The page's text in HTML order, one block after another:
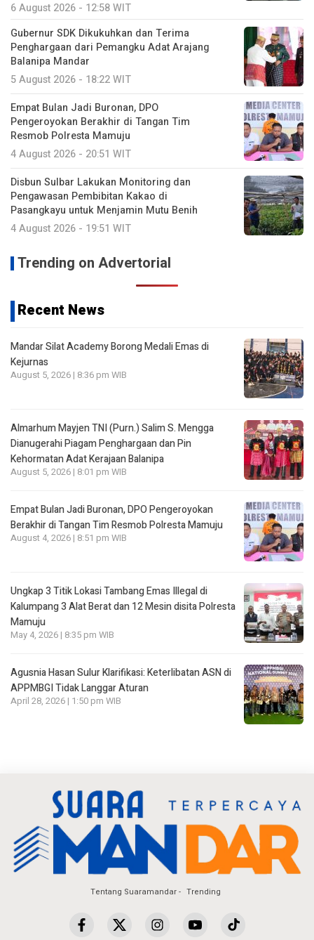
6 August 2026 - 12:58 WIT
Gubernur SDK Dikukuhkan dan Terima
Penghargaan dari Pemangku Adat Arajang
Balanipa Mandar
5 August 2026 - 18:22 WIT
Empat Bulan Jadi Buronan, DPO
Pengeroyokan Berakhir di Tangan Tim
Resmob Polresta Mamuju
4 August 2026 - 20:51 WIT
Disbun Sulbar Lakukan Monitoring dan
Pengawasan Pembibitan Kakao di
Pasangkayu untuk Menjamin Mutu Benih
4 August 2026 - 19:51 WIT
Trending on Advertorial
Recent News
Mandar Silat Academy Borong Medali Emas di
Kejurnas
August 5, 2026 | 8:36 pm WIB
Almarhum Mayjen TNI (Purn.) Salim S. Mengga
Dianugerahi Piagam Penghargaan dan Pin
Kehormatan Adat Kerajaan Balanipa
August 5, 2026 | 8:01 pm WIB
Empat Bulan Jadi Buronan, DPO Pengeroyokan
Berakhir di Tangan Tim Resmob Polresta Mamuju
August 4, 2026 | 8:51 pm WIB
Ungkap 3 Titik Lokasi Tambang Emas Illegal di
Kalumpang 3 Alat Berat dan 12 Mesin disita Polresta
Mamuju
May 4, 2026 | 8:35 pm WIB
Agusnia Hasan Sulur Klarifikasi: Keterlibatan ASN di
APPMBGI Tidak Langgar Aturan
April 28, 2026 | 1:50 pm WIB
Tentang Suaramandar Trending